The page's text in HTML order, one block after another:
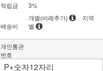
적립금
3%
배송비
개별(비례추가)
지역
별
개인통관
번호